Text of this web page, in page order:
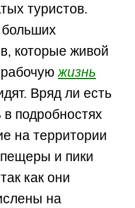
туристов.
которые живой
жизнь
Вряд ли есть
подробностях
на территории
и пики
как они
на